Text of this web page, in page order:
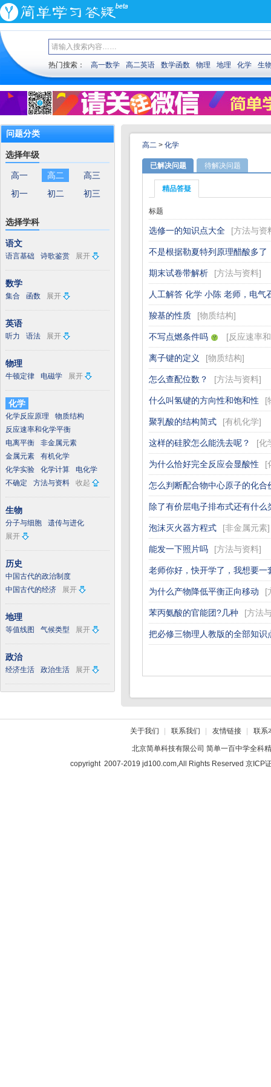
热门搜索： 高一数学 高二英语 数学函数 物理 地理 化学 生
问题分类
选择年级
高一 高二
高三
初一
初二 初三
选择学科
语文
语言基础 诗歌鉴赏 展开
数学
集合 函数 展开
英语
听力 语法 展开
物理
牛顿定律 电磁学 展开
化学
化学反应原理
物质结构
反应速率和化学平衡
电离平衡
非金属元素
金属元素
有机化学
化学实验
化学计算
电化学
不确定
方法与资料 收起
生物
分子与细胞
遗传与进化
展开
历史
中国古代的政治制度
中国古代的经济
展开
地理
等值线图 气候类型 展开
政治
经济生活 政治生活 展开
高二 > 化学
已解决问题 待解决问题
精品答疑
标题
选修一的知识点大全 [方法与资
不是根据勒夏特列原理醋酸多了
期末试卷带解析 [方法与资料]
人工解答 化学 小陈 老师，电气
羧基的性质 [物质结构]
不写点燃条件吗 [反应速率
离子键的定义 [物质结构]
怎么查配位数？ [方法与资料]
什么叫氢键的方向性和饱和性 [
聚乳酸的结构简式 [有机化学]
这样的硅胶怎么能洗去呢？ [化
为什么恰好完全反应会显酸性 [
怎么判断配合物中心原子的化合
除了有价层电子排布式还有什么
泡沫灭火器方程式 [非金属元素]
能发一下照片吗 [方法与资料]
老师你好，快开学了，我想要一
为什么产物降低平衡正向移动 [
苯丙氨酸的官能团?几种 [方法
把必修三物理人教版的全部知识
关于我们 联系我们 友情链接 联系
北京简单科技有限公司 简单一百中学全科
copyright 2007-2019 jd100.com,All Rights Reserved 京ICP